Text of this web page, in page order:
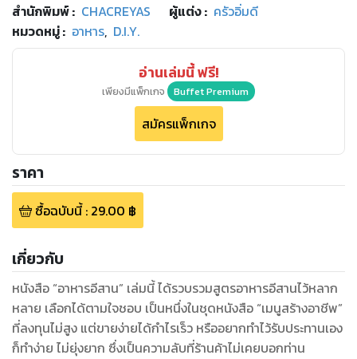
สำนักพิมพ์: CHACREYAS ผู้แต่ง : ครัวอิ่มดี
หมวดหมู่: อาหาร, D.I.Y.
อ่านเล่มนี้ ฟรี!
เพียงมีแพ็กเกจ Buffet Premium
สมัครแพ็กเกจ
ราคา
ซื้อฉบับนี้: 29.00 ฿
เกี่ยวกับ
หนังสือ “อาหารอีสาน” เล่มนี้ ได้รวบรวมสูตรอาหารอีสานไว้หลาก
หลาย เลือกได้ตามใจชอบ เป็นหนึ่งในชุดหนังสือ “เมนูสร้างอาชีพ”
ที่ลงทุนไม่สูง แต่ขายง่ายได้กำไรเร็ว หรืออยากทำไว้รับประทานเอง
ก็ทำง่าย ไม่ยุ่งยาก ซึ่งเป็นความลับที่ร้านค้าไม่เคยบอกท่าน